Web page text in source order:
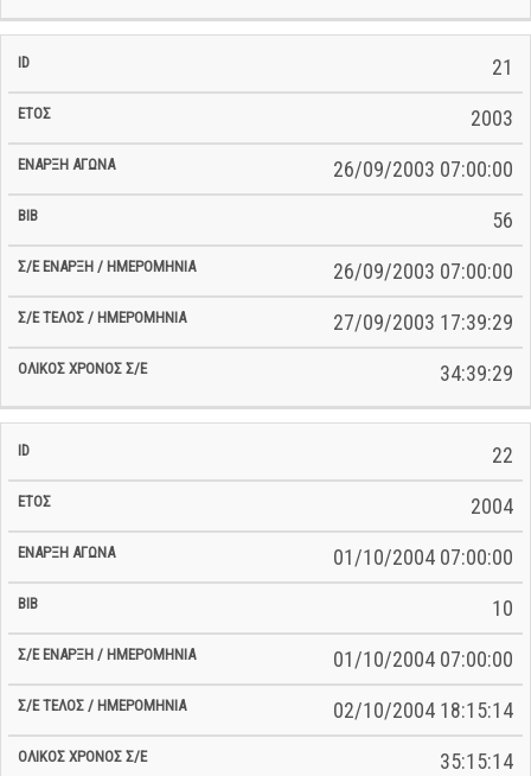
21
2003
26/09/2003 07:00:00
56
26/09/2003 07:00:00
27/09/2003 17:39:29
34:39:29
22
2004
01/10/2004 07:00:00
10
01/10/2004 07:00:00
02/10/2004 18:15:14
35:15:14